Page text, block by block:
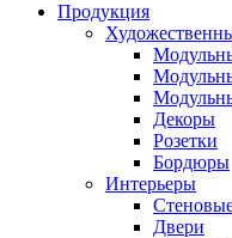
Продукция
Декоры
Розетки
Бордюры
Интерьеры
Двери